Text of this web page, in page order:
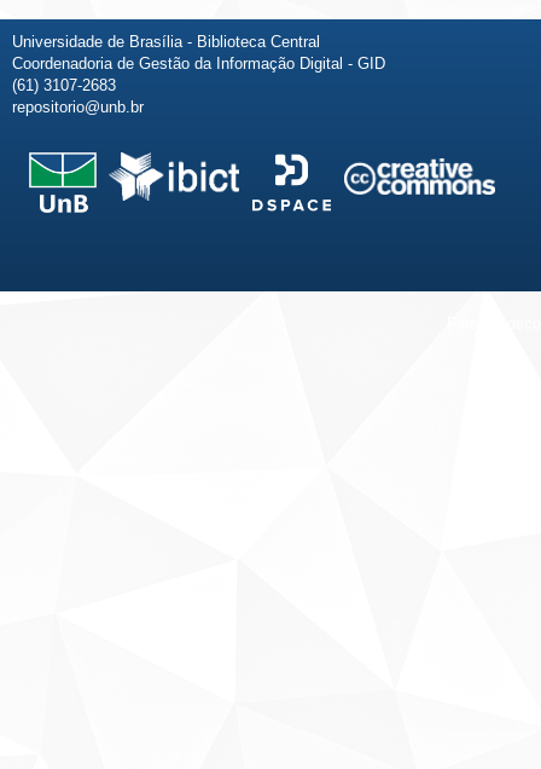
Universidade de Brasília - Biblioteca Central
Coordenadoria de Gestão da Informação Digital - GID
(61) 3107-2683
repositorio@unb.br